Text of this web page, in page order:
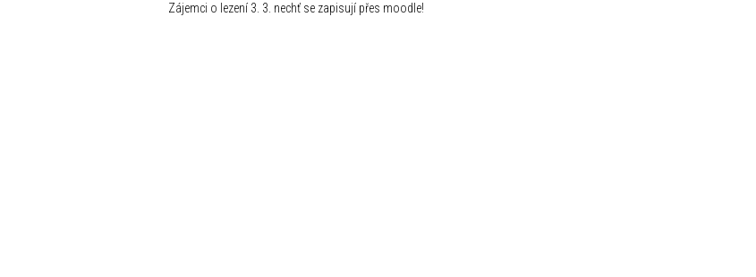
Zájemci o lezení 3. 3. nechť se zapisují přes moodle!